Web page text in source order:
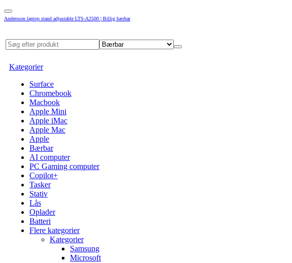
Andersson laptop stand adjustable LTS-A2500 | Billig bærbar
Kategorier
Surface
Chromebook
Macbook
Apple Mini
Apple iMac
Apple Mac
Apple
Bærbar
AI computer
PC Gaming computer
Copilot+
Tasker
Stativ
Lås
Oplader
Batteri
Flere kategorier
Kategorier
Samsung
Microsoft